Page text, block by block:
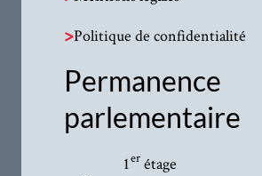
>Politique de confidentialité
Permanence
parlementaire
1erétage